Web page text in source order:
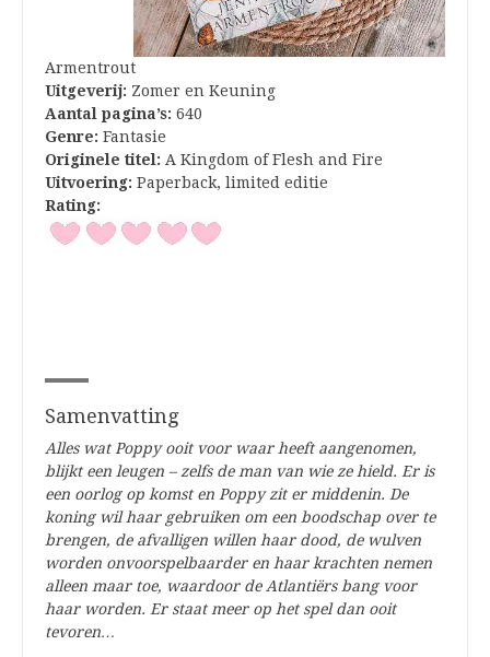
Armentrout
Uitgeverij: Zomer en Keuning
Aantal pagina’s: 640
Genre: Fantasie
Originele titel: A Kingdom of Flesh and Fire
Uitvoering: Paperback, limited editie
Rating:
Samenvatting
Alles wat Poppy ooit voor waar heeft aangenomen,
blijkt een leugen – zelfs de man van wie ze hield. Er is
een oorlog op komst en Poppy zit er middenin. De
koning wil haar gebruiken om een boodschap over te
brengen, de afvalligen willen haar dood, de wulven
worden onvoorspelbaarder en haar krachten nemen
alleen maar toe, waardoor de Atlantiërs bang voor
haar worden. Er staat meer op het spel dan ooit
tevoren…